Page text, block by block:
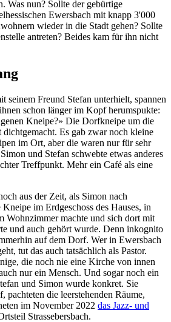
Was nun? Sollte der gebürtige
Ewersbach mit knapp 3'000
wieder in die Stadt gehen? Sollte
antreten? Beides kam für ihn nicht
seinem Freund Stefan unterhielt, spannen
schon länger im Kopf herumspukte:
Kneipe?» Die Dorfkneipe um die
dichtgemacht. Es gab zwar noch kleine
im Ort, aber die waren nur für sehr
und Stefan schwebte etwas anderes
Treffpunkt. Mehr ein Café als eine
aus der Zeit, als Simon nach
im Erdgeschoss des Hauses, in
Wohnzimmer machte und sich dort mit
und auch gehört wurde. Denn inkognito
auf dem Dorf. Wer in Ewersbach
tut das auch tatsächlich als Pastor.
die noch nie eine Kirche von innen
nur ein Mensch. Und sogar noch ein
und Simon wurde konkret. Sie
pachteten die leerstehenden Räume,
im November 2022 das Jazz- und
Strassebersbach.